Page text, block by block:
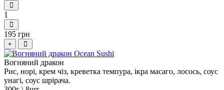
1
195 грн
+
Вогняний дракон
Рис, норі, крем чіз, креветка темпура, ікра масаго, лосось, соус
унагі, соус шрірача.